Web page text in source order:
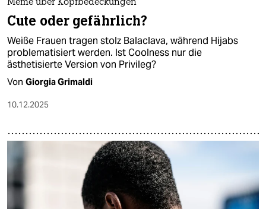
Meme über Kopfbedeckungen
Cute oder gefährlich?
Weiße Frauen tragen stolz Balaclava, während Hijabs
problematisiert werden. Ist Coolness nur die
ästhetisierte Version von Privileg?
Von Giorgia Grimaldi
10.12.2025